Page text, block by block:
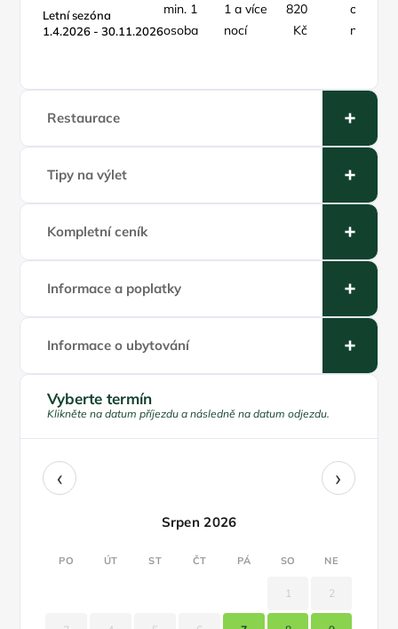
Letní sezóna
1.4.2026 - 30.11.2026
min. 1
osoba
1 a více
nocí
820
Kč
osoba /
noc
Restaurace
Tipy na výlet
Kompletní ceník
Informace a poplatky
Informace o ubytování
Vyberte termín
Klikněte na datum příjezdu a následně na datum odjezdu.
‹ ›
Srpen 2026
PO ÚT ST ČT PÁ SO NE
1 2